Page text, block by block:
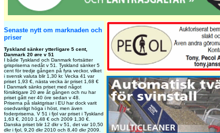
Senaste nytt om marknaden och
priser
Tyskland sänker ytterligare 5 cent,
Danmark 20 øre v 51
I både Tyskland och Danmark fortsätter
grispriserna nedåt v 51. Tyskland sänker 5
cent för tredje gången på fyra veckor, vilket
i svensk valuta blir 1,30 kr. Vecka 41 var
priset 1,93 €, nästa vecka är priset 1,68 €
I Danmark sänks priset med något
försiktigare 20 øre åt gången och nu har
priset gått ner 40 öre sedan v 48.
Priserna på slaktgrisar i EU har dock varit
osedvanligt höga i höst, men även
foderpriserna. V 51 i fjol var priset i Tyskland
1,63 €, 2010 1,48 € och 2009 1,30 €.
Danska priset blir 12 dkr v 51, det var 10,50
dkr i fjol, 9,20 dkr 2010 och 8,40 dkr 2009.